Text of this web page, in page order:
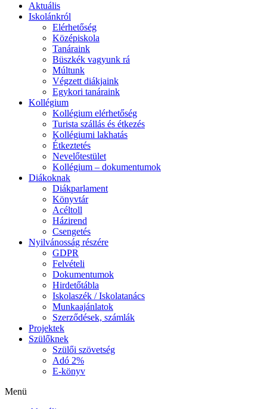
Aktuális
Iskolánkról
Elérhetőség
Középiskola
Tanáraink
Büszkék vagyunk rá
Múltunk
Végzett diákjaink
Egykori tanáraink
Kollégium
Kollégium elérhetőség
Turista szállás és étkezés
Kollégiumi lakhatás
Étkeztetés
Nevelőtestület
Kollégium – dokumentumok
Diákoknak
Diákparlament
Könyvtár
Acéltoll
Házirend
Csengetés
Nyilvánosság részére
GDPR
Felvételi
Dokumentumok
Hirdetőtábla
Iskolaszék / Iskolatanács
Munkaajánlatok
Szerződések, számlák
Projektek
Szülőknek
Szülői szövetség
Adó 2%
E-könyv
Menü